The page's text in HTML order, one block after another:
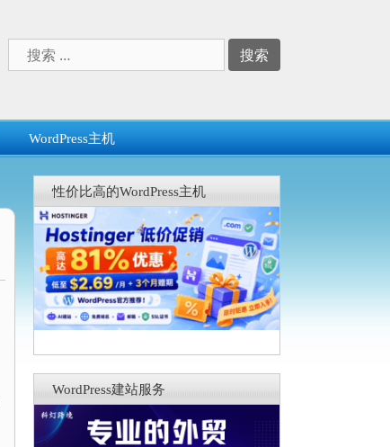
索：
WordPress主机
性价比高的WordPress主机
WordPress建站服务